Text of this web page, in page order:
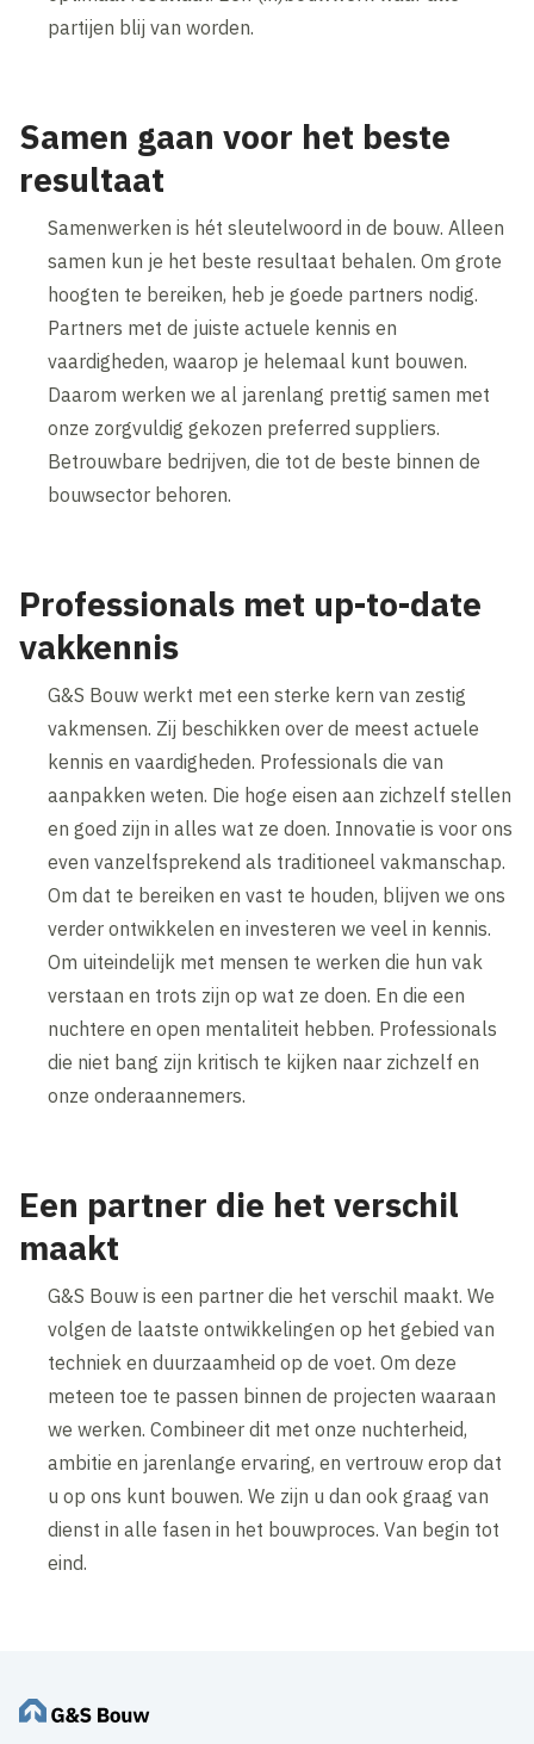
partijen blij van worden.
Samen gaan voor het beste
resultaat
Samenwerken is hét sleutelwoord in de bouw. Alleen
samen kun je het beste resultaat behalen. Om grote
hoogten te bereiken, heb je goede partners nodig.
Partners met de juiste actuele kennis en
vaardigheden, waarop je helemaal kunt bouwen.
Daarom werken we al jarenlang prettig samen met
onze zorgvuldig gekozen preferred suppliers.
Betrouwbare bedrijven, die tot de beste binnen de
bouwsector behoren.
Professionals met up-to-date
vakkennis
G&S Bouw werkt met een sterke kern van zestig
vakmensen. Zij beschikken over de meest actuele
kennis en vaardigheden. Professionals die van
aanpakken weten. Die hoge eisen aan zichzelf stellen
en goed zijn in alles wat ze doen. Innovatie is voor ons
even vanzelfsprekend als traditioneel vakmanschap.
Om dat te bereiken en vast te houden, blijven we ons
verder ontwikkelen en investeren we veel in kennis.
Om uiteindelijk met mensen te werken die hun vak
verstaan en trots zijn op wat ze doen. En die een
nuchtere en open mentaliteit hebben. Professionals
die niet bang zijn kritisch te kijken naar zichzelf en
onze onderaannemers.
Een partner die het verschil
maakt
G&S Bouw is een partner die het verschil maakt. We
volgen de laatste ontwikkelingen op het gebied van
techniek en duurzaamheid op de voet. Om deze
meteen toe te passen binnen de projecten waaraan
we werken. Combineer dit met onze nuchterheid,
ambitie en jarenlange ervaring, en vertrouw erop dat
u op ons kunt bouwen. We zijn u dan ook graag van
dienst in alle fasen in het bouwproces. Van begin tot
eind.